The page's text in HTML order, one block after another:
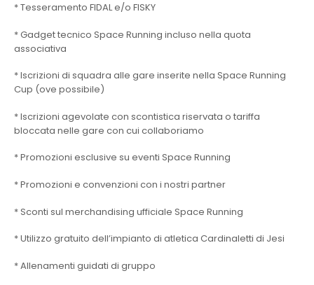
* Tesseramento FIDAL e/o FISKY
* Gadget tecnico Space Running incluso nella quota
associativa
* Iscrizioni di squadra alle gare inserite nella Space Running
Cup (ove possibile)
* Iscrizioni agevolate con scontistica riservata o tariffa
bloccata nelle gare con cui collaboriamo
* Promozioni esclusive su eventi Space Running
* Promozioni e convenzioni con i nostri partner
* Sconti sul merchandising ufficiale Space Running
* Utilizzo gratuito dell’impianto di atletica Cardinaletti di Jesi
* Allenamenti guidati di gruppo